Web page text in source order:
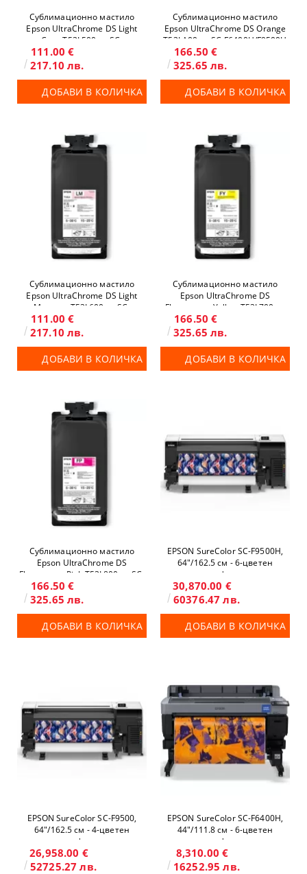
Сублимационно мастило
Epson UltraChrome DS Light
Cyan T53L500 за SC-
F6400H/F9500H
111.00 €
217.10 лв.
ДОБАВИ В КОЛИЧКА
Сублимационно мастило
Epson UltraChrome DS Orange
T53LA00 за SC-F6400H/F9500H
166.50 €
325.65 лв.
ДОБАВИ В КОЛИЧКА
Сублимационно мастило
Epson UltraChrome DS Light
Magenta T53L600 за SC-
F6400H/F9500H
111.00 €
217.10 лв.
ДОБАВИ В КОЛИЧКА
Сублимационно мастило
Epson UltraChrome DS
Fluorescent Yellow T53L700 за
SC-F6400H/F9500H
166.50 €
325.65 лв.
ДОБАВИ В КОЛИЧКА
Сублимационно мастило
Epson UltraChrome DS
Fluorescent Pink T53L800 за SC-
F6400H/F9500H
166.50 €
325.65 лв.
ДОБАВИ В КОЛИЧКА
EPSON SureColor SC-F9500H,
64"/162.5 см - 6-цветен
широкоформатен
сублимационен принтер
30,870.00 €
60376.47 лв.
ДОБАВИ В КОЛИЧКА
EPSON SureColor SC-F9500,
64"/162.5 см - 4-цветен
широкоформатен
сублимационен принтер
26,958.00 €
52725.27 лв.
EPSON SureColor SC-F6400H,
44"/111.8 см - 6-цветен
широкоформатен
сублимационен принтер
8,310.00 €
16252.95 лв.